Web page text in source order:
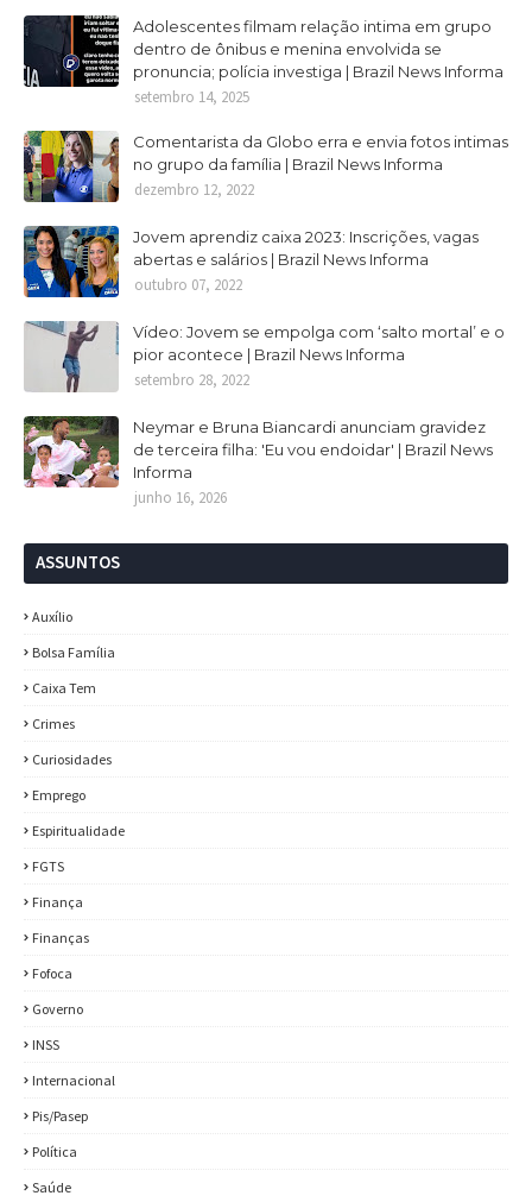
Adolescentes filmam relação intima em grupo
dentro de ônibus e menina envolvida se
pronuncia; polícia investiga | Brazil News Informa
setembro 14, 2025
Comentarista da Globo erra e envia fotos intimas
no grupo da família | Brazil News Informa
dezembro 12, 2022
Jovem aprendiz caixa 2023: Inscrições, vagas
abertas e salários | Brazil News Informa
outubro 07, 2022
Vídeo: Jovem se empolga com ‘salto mortal’ e o
pior acontece | Brazil News Informa
setembro 28, 2022
Neymar e Bruna Biancardi anunciam gravidez
de terceira filha: 'Eu vou endoidar' | Brazil News
Informa
junho 16, 2026
ASSUNTOS
Auxílio
Bolsa Família
Caixa Tem
Crimes
Curiosidades
Emprego
Espiritualidade
FGTS
Finança
Finanças
Fofoca
Governo
INSS
Internacional
Pis/Pasep
Política
Saúde